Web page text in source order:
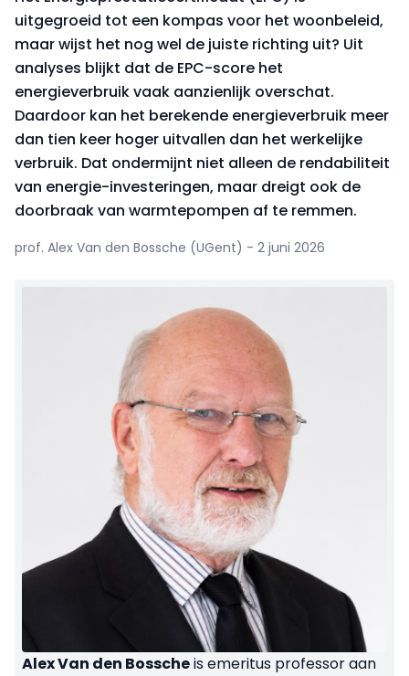
uitgegroeid tot een kompas voor het woonbeleid,
maar wijst het nog wel de juiste richting uit? Uit
analyses blijkt dat de EPC-score het
energieverbruik vaak aanzienlijk overschat.
Daardoor kan het berekende energieverbruik meer
dan tien keer hoger uitvallen dan het werkelijke
verbruik. Dat ondermijnt niet alleen de rendabiliteit
van energie-investeringen, maar dreigt ook de
doorbraak van warmtepompen af te remmen.
prof. Alex Van den Bossche (UGent) - 2 juni 2026
Alex Van den Bosscheis emeritus professor aan